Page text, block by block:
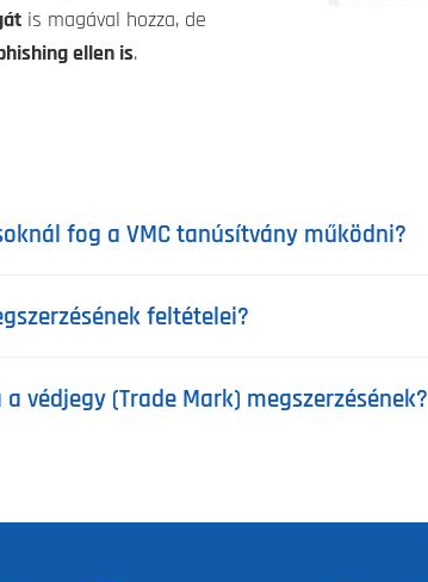
is magával hozza, de
ellen is.
fog a VMC tanúsítvány működni?
feltételei?
védjegy (Trade Mark) megszerzésének?